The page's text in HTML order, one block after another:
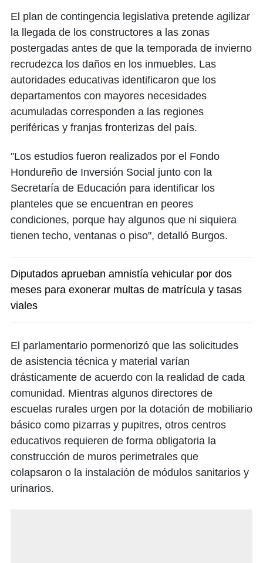
​El plan de contingencia legislativa pretende agilizar
la llegada de los constructores a las zonas
postergadas antes de que la temporada de invierno
recrudezca los daños en los inmuebles. Las
autoridades educativas identificaron que los
departamentos con mayores necesidades
acumuladas corresponden a las regiones
periféricas y franjas fronterizas del país.
​"Los estudios fueron realizados por el Fondo
Hondureño de Inversión Social junto con la
Secretaría de Educación para identificar los
planteles que se encuentran en peores
condiciones, porque hay algunos que ni siquiera
tienen techo, ventanas o piso", detalló Burgos.​
Diputados aprueban amnistía vehicular por dos
meses para exonerar multas de matrícula y tasas
viales
El parlamentario pormenorizó que las solicitudes
de asistencia técnica y material varían
drásticamente de acuerdo con la realidad de cada
comunidad. Mientras algunos directores de
escuelas rurales urgen por la dotación de mobiliario
básico como pizarras y pupitres, otros centros
educativos requieren de forma obligatoria la
construcción de muros perimetrales que
colapsaron o la instalación de módulos sanitarios y
urinarios.